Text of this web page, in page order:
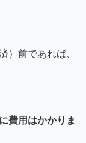
）前であれば、
費用はかかりま